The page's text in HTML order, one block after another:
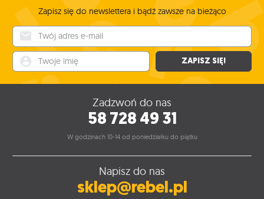
Zapisz się do newslettera i bądź zawsze na bieżąco
ZAPISZ SIĘ!
Zadzwoń do nas
58 728 49 31
W godzinach 10-14 od poniedziałku do piątku
Napisz do nas
sklep@rebel.pl